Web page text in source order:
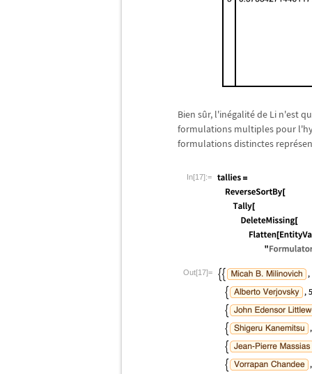
Bien sûr, l'inégalitéde Li n'est
formulations multiples pour
formulations distinctes repré
In[17]:=
Out[17]=